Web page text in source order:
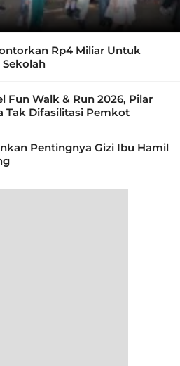
Rp4 Miliar Untuk
Sekolah
Fun Walk & Run 2026, Pilar
Tak Difasilitasi Pemkot
Pentingnya Gizi Ibu Hamil